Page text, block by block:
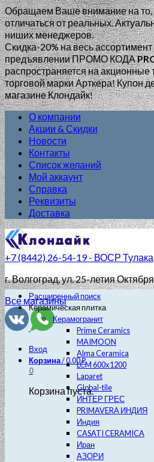
Обращаем Ваше внимание на то,
отличаться от реальных.
ниших менеджеров.
Скидка-20% на весь
предъявлении ПРОМО КОДА
распространяется на
торговой марки Арткера! Купон
магазине Клондайк!
О компании
Акции & Скидки
Новости
Контакты
Список желаний
Мой аккаунт
Справка
Реквизиты
Доставка
+7 (8442) 26-54-19 - ВОСР Тулака
г. Волгоград, ул. 25-летия
Все магазины
Вход
Корзина/0.00₽
0
Корзина пуста.
Расширенный поиск
Керамическая плитка
Керамогранит
Prime Ceramics
MAIMOON
Alma Ceramica
LCM 600х1200
Laparet
Global-tile
ИНТЕР ГРЕС
PRIMAVERA ИНДИЯ
Индия
CASATI CERAMICA
Иран
АЗОРИ